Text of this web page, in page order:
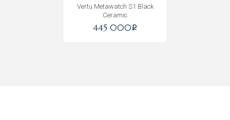
Vertu Metawatch S1 Black
Ceramic
445 000i